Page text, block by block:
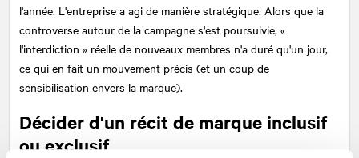
l'année. L'entreprise a agi de manière stratégique. Alors que la
controverse autour de la campagne s'est poursuivie, «
l'interdiction » réelle de nouveaux membres n'a duré qu'un jour,
ce qui en fait un mouvement précis (et un coup de
sensibilisation envers la marque).
Décider d'un récit de marque inclusif
ou exclusif